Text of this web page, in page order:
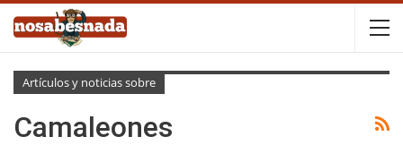
Artículos y noticias sobre
Camaleones